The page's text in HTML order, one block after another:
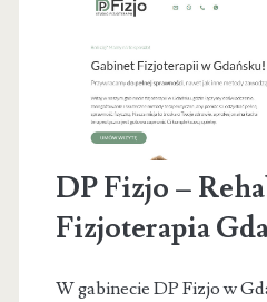
DP Fizjo –
Fizjoterapia
W gabinecie DP Fizjo w